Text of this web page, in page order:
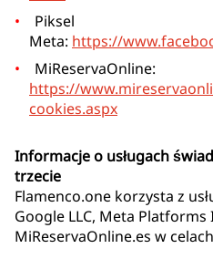
Piksel
Meta: https://
MiReservaOnline:
https://
cookies.aspx
Informacje o usługach
trzecie
Flamenco.one korzysta z
Google LLC, Meta
MiReservaOnline.es w